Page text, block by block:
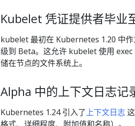
Kubelet 凭证提供者毕业
kubelet 最初在 Kubernetes 1.20 中
级到 Beta。这允许 kubelet 使用
储在节点的文件系统上。
Alpha 中的上下文日志记
Kubernetes 1.24 引入了上下文日志